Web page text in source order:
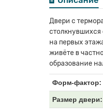
Двери с
столкнувшихся
на первых
живёте в
образование
Форм-фактор:
Размер двери: